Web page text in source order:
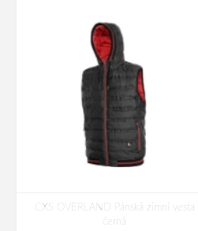
CXS OVERLAND Pánská zimní vesta
černá